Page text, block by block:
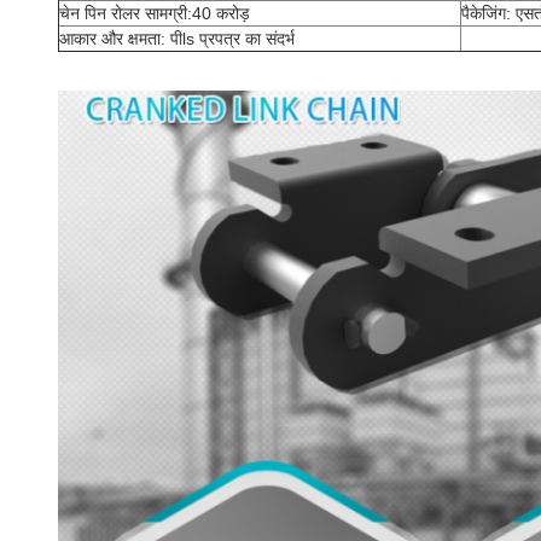
चेन पिन रोलर सामग्री:40 करोड़ पैकेजिंग: एस
आकार और क्षमता: पीls प्रपत्र का संदर्भ